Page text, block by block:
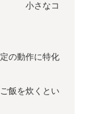
コ
の動作に特化
くとい